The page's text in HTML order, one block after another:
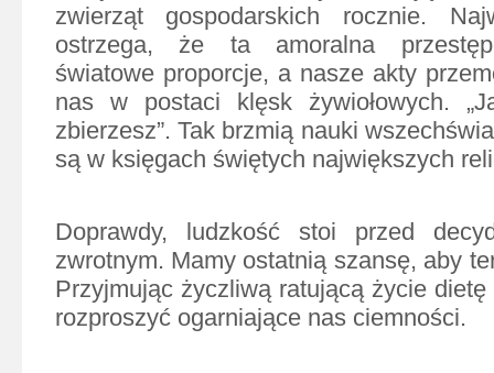
zwierząt gospodarskich rocznie.
ostrzega, że ta amoralna
światowe proporcje, a nasze akty
nas w postaci klęsk żywiołowych.
zbierzesz”. Tak brzmią nauki
są w księgach świętych największych
Doprawdy, ludzkość stoi przed
zwrotnym. Mamy ostatnią szansę, aby
Przyjmując życzliwą ratującą życie
rozproszyć ogarniające nas ciemności.